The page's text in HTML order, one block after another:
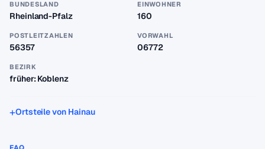
BUNDESLAND
Rheinland-Pfalz
EINWOHNER
160
POSTLEITZAHLEN
56357
VORWAHL
06772
BEZIRK
früher: Koblenz
Ortsteile von Hainau